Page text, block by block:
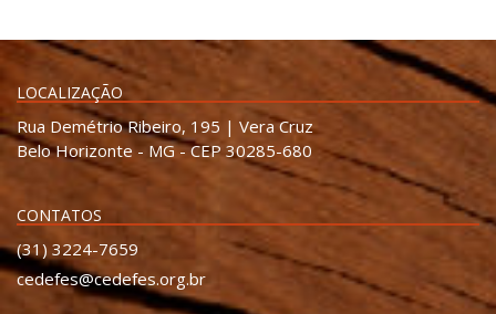
LOCALIZAÇÃO
Rua Demétrio Ribeiro, 195 | Vera Cruz
Belo Horizonte - MG - CEP 30285-680
CONTATOS
(31) 3224-7659
cedefes@cedefes.org.br